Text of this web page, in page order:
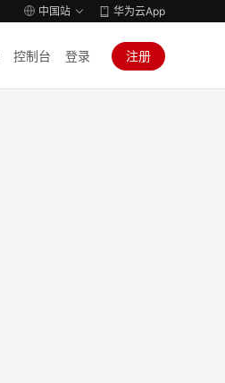
中国站 华为云App
控制台 登录 注册